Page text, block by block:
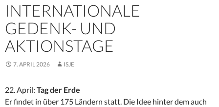
INTERNATIONALE
GEDENK- UND
AKTIONSTAGE
7. APRIL 2026 ISJE
22. April: Tag der Erde
Er findet in über 175 Ländern statt. Die Idee hinter dem auch